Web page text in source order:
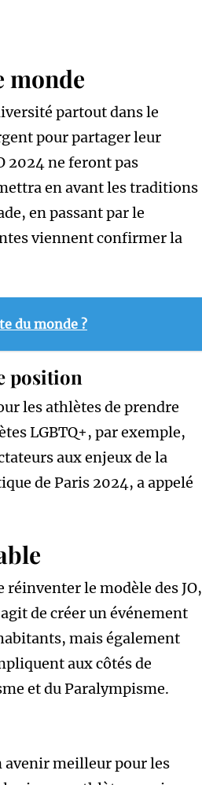
monde
partout dans le
pour partager leur
2024 ne feront pas
en avant les traditions
en passant par le
viennent confirmer la
du monde ?
position
les athlètes de prendre
LGBTQ+, par exemple,
aux enjeux de la
de Paris 2024, a appelé
le modèle des JO,
de créer un événement
mais également
aux côtés de
et du Paralympisme.
avenir meilleur pour les